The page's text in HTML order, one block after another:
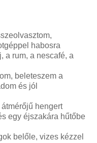
habosra
a rum, a nescafé, a
beleteszem a
és jól
hengert
egy éjszakára hűtőbe
belőle, vizes kézzel